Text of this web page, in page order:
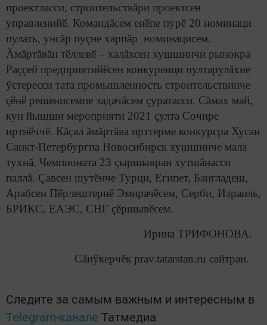
проектласси, строительствăри проектсен
управленийӗ. Командăсем енӗпе пурӗ 20 номинаци
пулать, унсăр пуçне харпăр номинацисем.
Ăмăртăвăн тӗллевӗ – халăхсен хушшинчи рынокра
Раççей предприятийӗсен конкуренци пултарулăхне
ӳстересси тата промышленность строительствинче
çӗнӗ решенисемпе задачăсем çуратасси. Сăмах май,
кун йышши мероприяти 2021 çулта Сочире
иртнӗччӗ. Кăçал ăмăртăва ирттерме конкурсра Хусан
Санкт-Петербургпа Новосибирск хушшинче мала
тухнă. Чемпионата 23 çыршывран хутшăнасси
паллă. Çавсен шутӗнче Турци, Египет, Бангладеш,
Арабсен Пӗрлештернӗ Эмирачӗсем, Серби, Израиль,
БРИКС, ЕАЭС, СНГ çӗршывӗсем.
Ирина ТРИФОНОВА.
Сăнӳкерчӗк prav.tatarstan.ru сайтран.
Следите за самым важным и интересным в
Telegram-канале Татмедиа